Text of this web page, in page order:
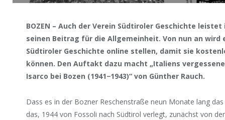
BOZEN – Auch der Verein Südtiroler Geschichte
seinen Beitrag für die Allgemeinheit. Von nun an wird
Südtiroler Geschichte online stellen, damit sie
können. Den Auftakt dazu macht „Italiens
Isarco bei Bozen (1941−1943)“ von Günther Rauch.
Dass es in der Bozner Reschenstraße neun Monate lang
das, 1944 von Fossoli nach Südtirol verlegt, zunächst von